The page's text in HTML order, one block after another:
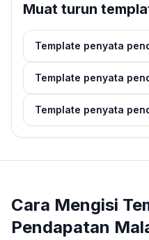
Muat turun
Template penyata
Template penyata
Template penyata
Cara Mengisi
Pendapatan